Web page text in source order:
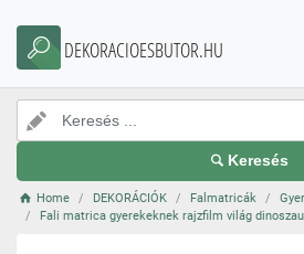
DEKORACIOESBUTOR.HU
Keresés
Home DEKORÁCIÓK Falmatricák
Fali matrica gyerekeknek rajzfilm világ